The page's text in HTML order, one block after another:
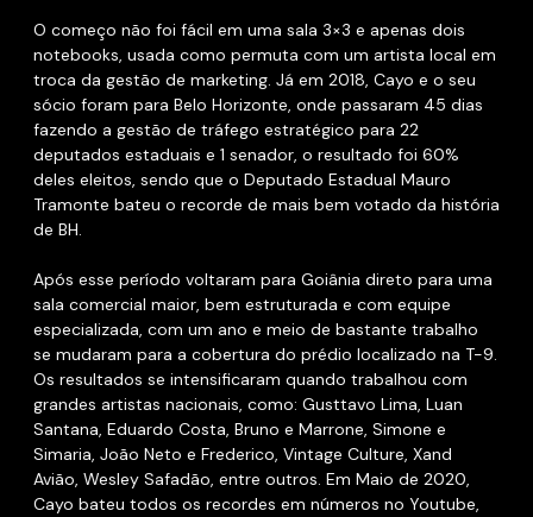
O começo não foi fácil em uma sala 3×3 e apenas dois
notebooks, usada como permuta com um artista local em
troca da gestão de marketing. Já em 2018, Cayo e o seu
sócio foram para Belo Horizonte, onde passaram 45 dias
fazendo a gestão de tráfego estratégico para 22
deputados estaduais e 1 senador, o resultado foi 60%
deles eleitos, sendo que o Deputado Estadual Mauro
Tramonte bateu o recorde de mais bem votado da história
de BH.
Após esse período voltaram para Goiânia direto para uma
sala comercial maior, bem estruturada e com equipe
especializada, com um ano e meio de bastante trabalho
se mudaram para a cobertura do prédio localizado na T-9.
Os resultados se intensificaram quando trabalhou com
grandes artistas nacionais, como: Gusttavo Lima, Luan
Santana, Eduardo Costa, Bruno e Marrone, Simone e
Simaria, João Neto e Frederico, Vintage Culture, Xand
Avião, Wesley Safadão, entre outros. Em Maio de 2020,
Cayo bateu todos os recordes em números no Youtube,